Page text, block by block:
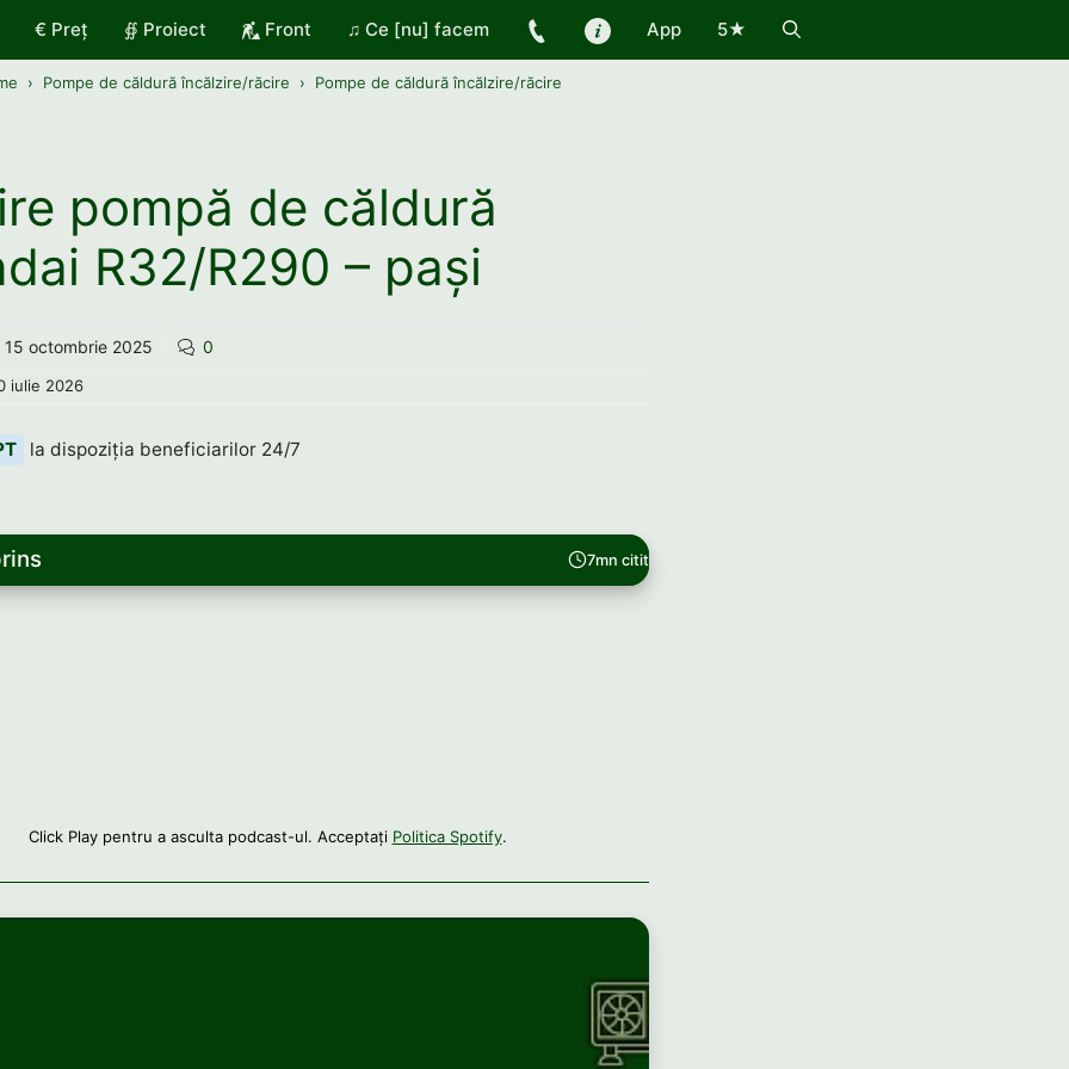
€ Preț ∯ Proiect Front ♫ Ce [nu] facem App 5★
Pompe de căldură încălzire/răcire Pompe de căldură încălzire/răcire
pompă de căldură
R32/R290 – pași
15 octombrie 2025 0
iulie 2026
la dispoziția beneficiarilor 24/7
7mn citit
Click Play pentru a asculta podcast-ul. Acceptați Politica Spotify.